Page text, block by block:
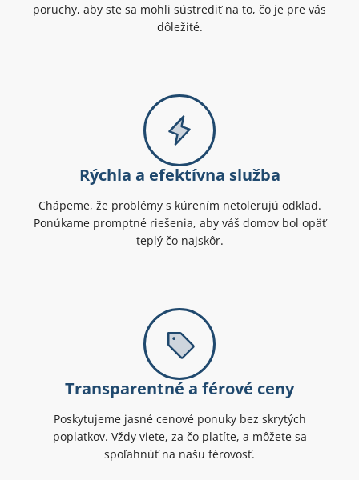
poruchy, aby ste sa mohli sústrediť na to, čo je pre vás
dôležité.
Rýchla a efektívna služba
Chápeme, že problémy s kúrením netolerujú odklad.
Ponúkame promptné riešenia, aby váš domov bol opäť
teplý čo najskôr.
Transparentné a férové ceny
Poskytujeme jasné cenové ponuky bez skrytých
poplatkov. Vždy viete, za čo platíte, a môžete sa
spoľahnúť na našu férovosť.